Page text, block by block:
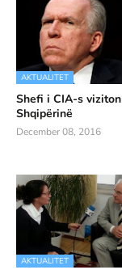
AKTUALITET
Shefi i CIA-s viziton
Shqipërinë
December 08, 2016
AKTUALITET